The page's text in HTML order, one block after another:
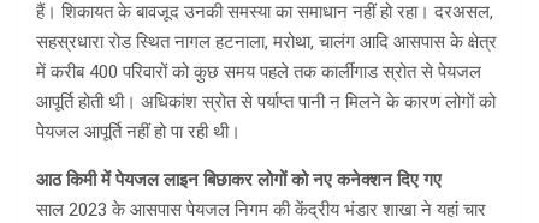
हैं। शिकायत के बावजूद उनकी समस्या का समाधान नहीं हो रहा। दरअसल,
सहस्रधारा रोड स्थित नागल हटनाला, मरोथा, चालंग आदि आसपास के क्षेत्र
में करीब 400 परिवारों को कुछ समय पहले तक कार्लीगाड स्रोत से पेयजल
आपूर्ति होती थी। अधिकांश स्रोत से पर्याप्त पानी न मिलने के कारण लोगों को
पेयजल आपूर्ति नहीं हो पा रही थी।
आठ किमी में पेयजल लाइन बिछाकर लोगों को नए कनेक्शन दिए गए
साल 2023 के आसपास पेयजल निगम की केंद्रीय भंडार शाखा ने यहां चार